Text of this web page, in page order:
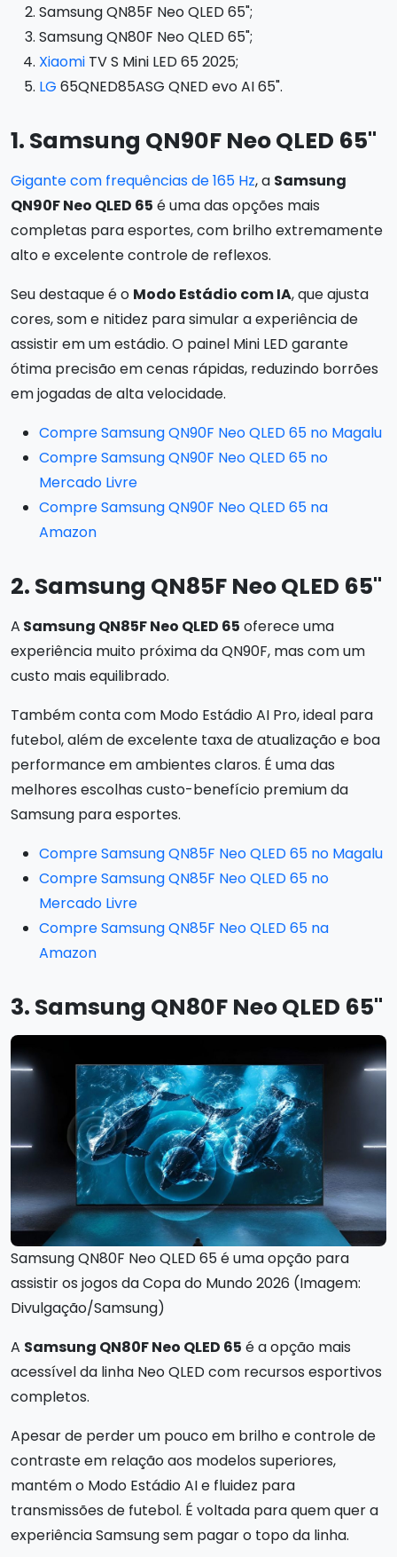
Samsung QN85F Neo QLED 65";
Samsung QN80F Neo QLED 65";
Xiaomi TV S Mini LED 65 2025;
LG 65QNED85ASG QNED evo AI 65".
1. Samsung QN90F Neo QLED 65"
Gigante com frequências de 165 Hz, a Samsung
QN90F Neo QLED 65 é uma das opções mais
completas para esportes, com brilho extremamente
alto e excelente controle de reflexos.
Seu destaque é o Modo Estádio com IA, que ajusta
cores, som e nitidez para simular a experiência de
assistir em um estádio. O painel Mini LED garante
ótima precisão em cenas rápidas, reduzindo borrões
em jogadas de alta velocidade.
Compre Samsung QN90F Neo QLED 65 no Magalu
Compre Samsung QN90F Neo QLED 65 no
Mercado Livre
Compre Samsung QN90F Neo QLED 65 na
Amazon
2. Samsung QN85F Neo QLED 65"
A Samsung QN85F Neo QLED 65 oferece uma
experiência muito próxima da QN90F, mas com um
custo mais equilibrado.
Também conta com Modo Estádio AI Pro, ideal para
futebol, além de excelente taxa de atualização e boa
performance em ambientes claros. É uma das
melhores escolhas custo-benefício premium da
Samsung para esportes.
Compre Samsung QN85F Neo QLED 65 no Magalu
Compre Samsung QN85F Neo QLED 65 no
Mercado Livre
Compre Samsung QN85F Neo QLED 65 na
Amazon
3. Samsung QN80F Neo QLED 65"
Samsung QN80F Neo QLED 65 é uma opção para
assistir os jogos da Copa do Mundo 2026 (Imagem:
Divulgação/Samsung)
A Samsung QN80F Neo QLED 65 é a opção mais
acessível da linha Neo QLED com recursos esportivos
completos.
Apesar de perder um pouco em brilho e controle de
contraste em relação aos modelos superiores,
mantém o Modo Estádio AI e fluidez para
transmissões de futebol. É voltada para quem quer a
experiência Samsung sem pagar o topo da linha.